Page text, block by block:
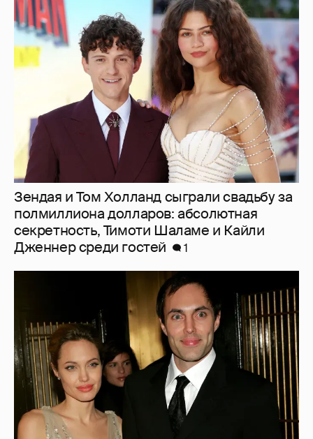
Зендая и Том Холланд сыграли свадьбу за
полмиллиона долларов: абсолютная
секретность, Тимоти Шаламе и Кайли
Дженнер среди гостей
1